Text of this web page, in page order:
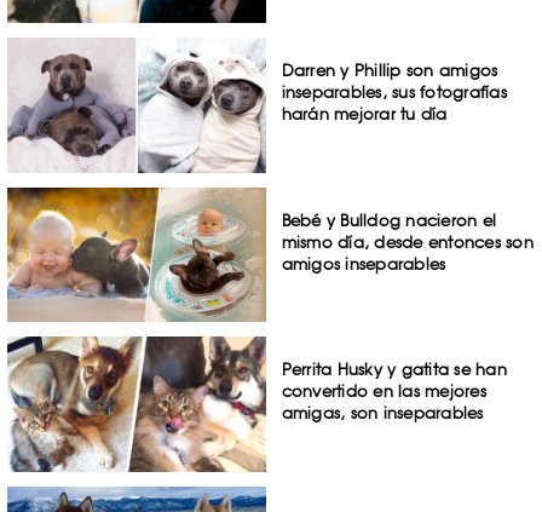
Darren y Phillip son amigos
inseparables, sus fotografías
harán mejorar tu día
Bebé y Bulldog nacieron el
mismo día, desde entonces son
amigos inseparables
Perrita Husky y gatita se han
convertido en las mejores
amigas, son inseparables